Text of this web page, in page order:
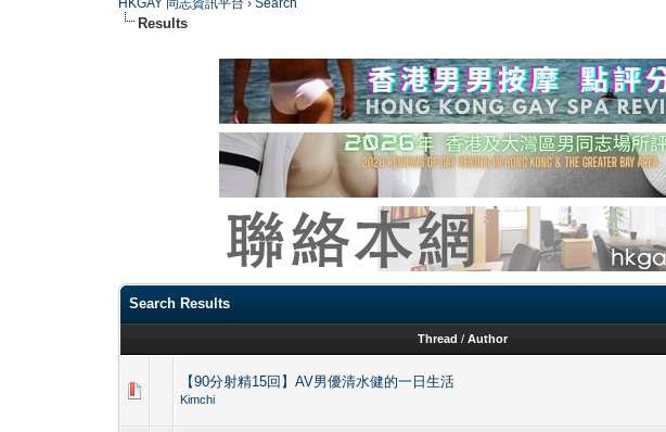
HKGAY 同志資訊平台 ›Search
Results
Search Results
Thread /Author
【90分射精15回】AV男優清水健的一日生活
Kimchi